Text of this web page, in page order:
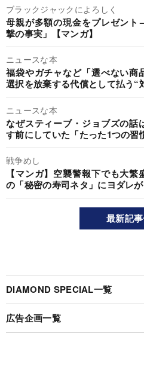
ブラックジャックによろしく
母親が多額の現金をプレゼン
撃の事実」【マンガ】
ニュースな本
福袋やガチャなど「選べない商
選択を放棄する代償として払う“
ニュースな本
なぜスティーブ・ジョブズの話
す前にしていた「たった1つの習
戦争めし
【マンガ】空襲警報下でも大
の「秘密の寿司ネタ」にヨダレが
最新記
DIAMOND SPECIAL一覧
広告企画一覧